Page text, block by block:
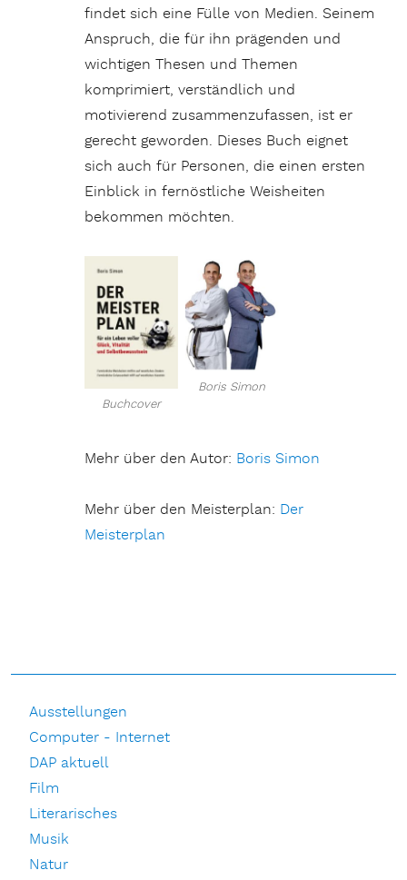
findet sich eine Fülle von Medien. Seinem
Anspruch, die für ihn prägenden und
wichtigen Thesen und Themen
komprimiert, verständlich und
motivierend zusammenzufassen, ist er
gerecht geworden. Dieses Buch eignet
sich auch für Personen, die einen ersten
Einblick in fernöstliche Weisheiten
bekommen möchten.
Buchcover
Boris Simon
Mehr über den Autor: Boris Simon
Mehr über den Meisterplan: Der
Meisterplan
Ausstellungen
Computer - Internet
DAP aktuell
Film
Literarisches
Musik
Natur